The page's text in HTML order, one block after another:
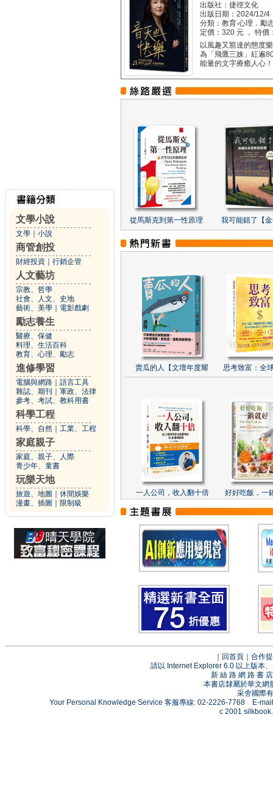
文學小說
文學 小說
商管創投
財經投資 行銷企管
人文藝坊
宗教、哲學
社會、人文、史地
藝術、美學
電影戲劇
勵志養生
醫療、保健
料理、生活百科
教育、心理、勵志
進修學習
電腦與網路
語言工具
雜誌、期刊
軍政、法律
參考、考試、教科用書
科學工程
科學、自然 工業、工程
家庭親子
家庭、親子、人際
青少年、童書
玩樂天地
旅遊、地圖
休閒娛樂
漫畫、插圖
限制級
出版社：捷徑文化
出版日期：2024/12/4
分類：教育‧心理．勵
定價：320 元 ， 特價
以風趣又豁達的態度
為「飛鷹三姝」紅遍
能量的文字療癒人心
從馬斯克到第一性原理 我可能錯了【
賣瓜的人【文壇年度耀 思考致富：全
一人公司，收入翻十倍 好好吃飯，一
回首頁
合作
請以 Internet Explorer 6.0 以上版本
新 絲 路 網 路 書
本書店隸屬於華文網
采舍國際
Your Personal Knowledge Service 客服專線: 02-2226-7768 E-
c 2001